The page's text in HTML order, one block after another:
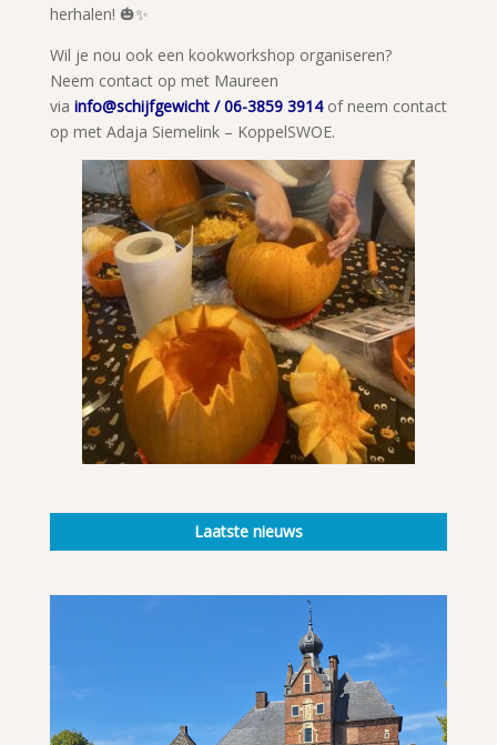
herhalen! 🎃✨
Wil je nou ook een kookworkshop organiseren?
Neem contact op met Maureen
via info@schijfgewicht/06-3859 3914 of neem contact
op met Adaja Siemelink – KoppelSWOE.
Laatste nieuws